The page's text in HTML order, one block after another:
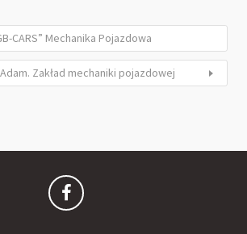
CARS” Mechanika Pojazdowa
Zakład mechaniki pojazdowej